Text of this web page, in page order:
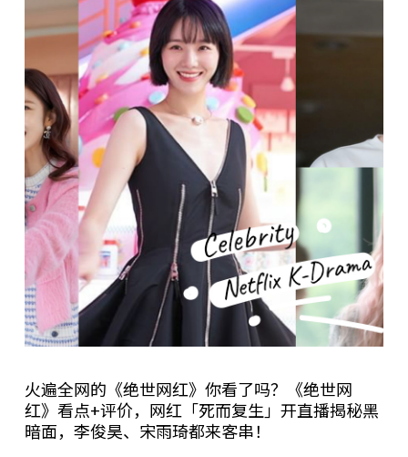
火遍全网的《绝世网红》你看了吗？《绝世网
红》看点+评价，网红「死而复生」开直播揭秘黑
暗面，李俊昊、宋雨琦都来客串！